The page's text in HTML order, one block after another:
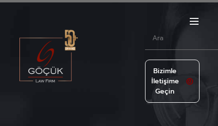
Bizimle
İletişime
Geçin